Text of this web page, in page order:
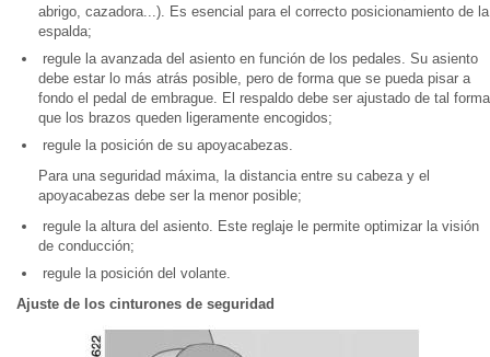
abrigo, cazadora...). Es esencial para el correcto posicionamiento de la
espalda;
regule la avanzada del asiento en función de los pedales. Su asiento
debe estar lo más atrás posible, pero de forma que se pueda pisar a
fondo el pedal de embrague. El respaldo debe ser ajustado de tal forma
que los brazos queden ligeramente encogidos;
regule la posición de su apoyacabezas.
Para una seguridad máxima, la distancia entre su cabeza y el
apoyacabezas debe ser la menor posible;
regule la altura del asiento. Este reglaje le permite optimizar la visión
de conducción;
regule la posición del volante.
Ajuste de los cinturones de seguridad